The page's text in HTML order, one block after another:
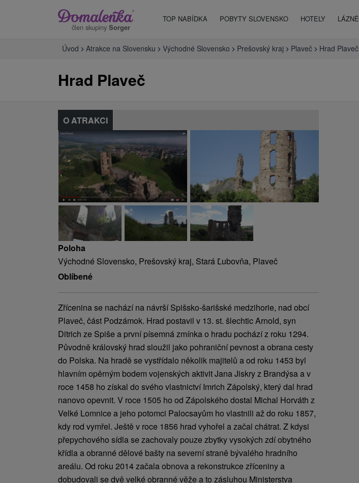
člen skupiny Sorger
TOP NABÍDKA POBYTY SLOVENSKO HOTELY LÁZNĚ
Úvod Atrakce na Slovensku Východné Slovensko Prešovský kraj Plaveč Hrad Plaveč
Hrad Plaveč
O ATRAKCI
Poloha
Východné Slovensko, Prešovský kraj, Stará Ľubovňa, Plaveč
Oblíbené
Zřícenina se nachází na návrší Spišsko-šarišské medzihorie, nad obcí
Plaveč, část Podzámok. Hrad postavil v 13. st. šlechtic Arnold, syn
Ditrich ze Spiše a první písemná zmínka o hradu pochází z roku 1294.
Původně královský hrad sloužil jako pohraniční pevnost a obrana cesty
do Polska. Na hradě se vystřídalo několik majitelů a od roku 1453 byl
hlavním opěrným bodem vojenských aktivit Jana Jiskry z Brandýsa a v
roce 1458 ho získal do svého vlastnictví Imrich Zápolský, který dal hrad
nanovo opevnit. V roce 1505 ho od Zápolského dostal Michal Horváth z
Velké Lomnice a jeho potomci Palocsayům ho vlastnili až do roku 1857,
kdy rod vymřel. Ještě v roce 1856 hrad vyhořel a začal chátrat. Z kdysi
přepychového sídla se zachovaly pouze zbytky vysokých zdí obytného
křídla a obranné dělové bašty na severní straně bývalého hradního
areálu. Od roku 2014 začala obnova a rekonstrukce zříceniny a
dobudovali se dvě velké obranné věže a to zásluhou Ministerstva